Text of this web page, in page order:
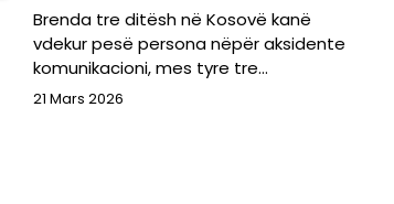
Brenda tre ditësh në Kosovë kanë
vdekur pesë persona nëpër aksidente
komunikacioni, mes tyre tre…
21 Mars 2026